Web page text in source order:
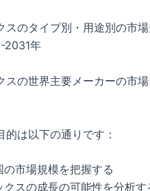
スのタイプ別・用途別の市
2031年
スの世界主要メーカーの市
は以下の通りです：
市場規模を把握する
スの成長の可能性を分析す